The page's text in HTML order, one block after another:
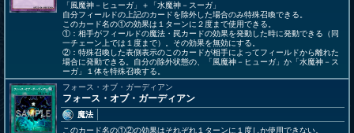
「風魔神－ヒューガ」＋「水魔神－スーガ」
自分フィールドの上記のカードを除外した場合のみ特殊召喚できる。
このカード名の①の効果は１ターンに２度まで使用できる。
①：相手がフィールドの魔法・罠カードの効果を発動した時に発動できる（同
一チェーン上では１度まで）。その効果を無効にする。
②：特殊召喚した表側表示のこのカードが相手によってフィールドから離れた
場合に発動できる。自分の除外状態の、「風魔神－ヒューガ」か「水魔神－ス
ーガ」１体を特殊召喚する。
フォース・オブ・ガーディアン
フォース・オブ・ガーディアン
魔法
このカード名の①②の効果はそれぞれ１ターンに１度しか使用できない。